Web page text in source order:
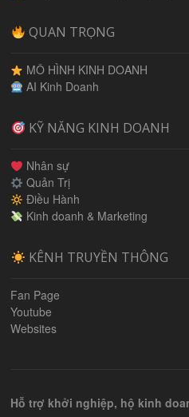
QUAN TRỌNG
MÔ HÌNH KINH DOANH
AI Kinh Doanh
KỸ NĂNG KINH DOANH
Nhân sự
Quản Trị
Điều Hành
Kinh doanh & Marketing
KÊNH TRUYỀN THÔNG
Fan Page
Youtube
Websites
Hỗ trợ khởi nghiệp, hộ kinh